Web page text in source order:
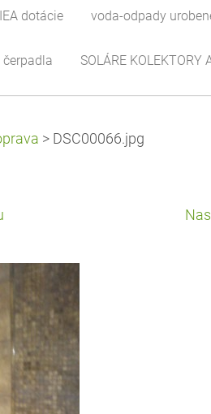
dotácie voda-odpady
čerpadla SOLÁRE KOLEKTORY
> DSC00066.jpg